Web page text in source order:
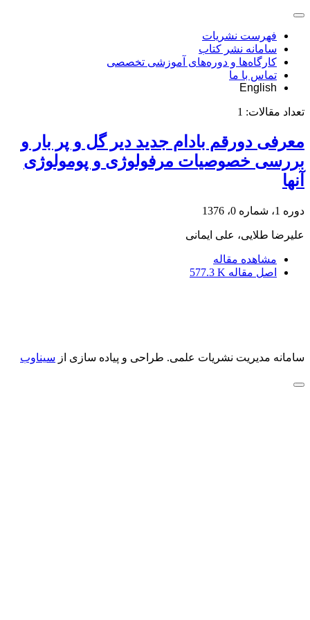
فهرست نشریات
سامانه نشر کتاب
کارگاه‌ها و دوره‌های آموزشی تخصصی
تماس با ما
English
تعداد مقالات: 1
معرفی دورقم بادام جدید دیر گل و پر بار و
بررسی خصوصیات مرفولوژی و پومولوژی
آنها
دوره 1، شماره 0، 1376
علیرضا طلایی، علی ایمانی
مشاهده مقاله
اصل مقاله 577.3 K
سامانه مدیریت نشریات علمی. طراحی و پیاده سازی از سیناوب